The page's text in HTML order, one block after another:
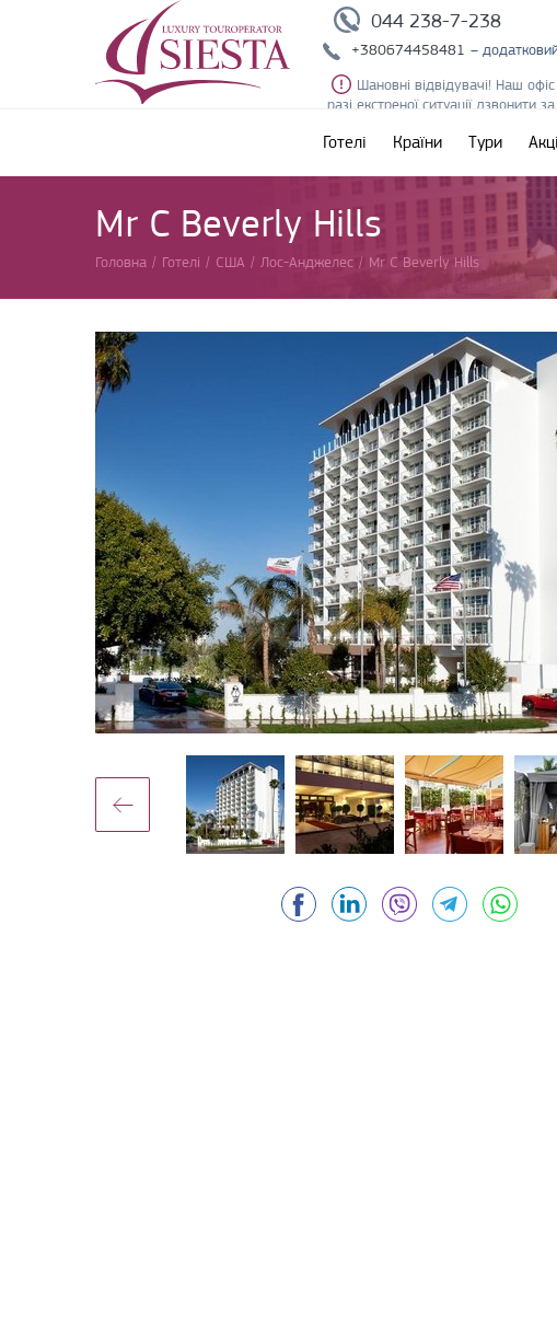
044 238-7-238
+380674458481 –
Шановні відвідувачі! Наш
разі екстреної ситуації дзвонити
Готелі Країни Тури
Mr C Beverly Hills
Головна / Готелі / США / Лос-Анджелес / Mr C Beverly Hills